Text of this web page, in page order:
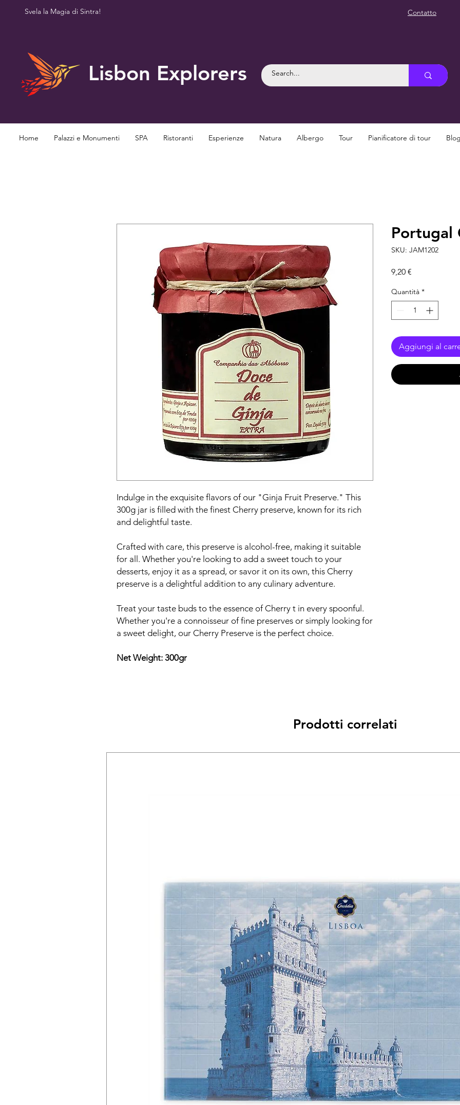
Svela la Magia di Sintra! Contatto
Lisbon Explorers
Home Palazzi e Monumenti SPA Ristoranti Esperienze Natura Albergo Tour Pianificatore di tour Blog
Indulge in the exquisite flavors of our "Ginja Fruit Preserve." This
300g jar is filled with the finest Cherry preserve, known for its rich
and delightful taste.
Crafted with care, this preserve is alcohol-free, making it suitable
for all. Whether you're looking to add a sweet touch to your
desserts, enjoy it as a spread, or savor it on its own, this Cherry
preserve is a delightful addition to any culinary adventure.
Treat your taste buds to the essence of Cherry t in every spoonful.
Whether you're a connoisseur of fine preserves or simply looking for
a sweet delight, our Cherry Preserve is the perfect choice.
Net Weight: 300gr
Portugal
SKU: JAM1202
9,20 €
Quantità *
Aggiungi al
Prodotti correlati